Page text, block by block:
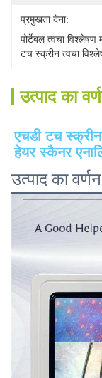
प्रमुखता देना:
पोर्टेबल त्वचा विश्लेषण
टच स्क्रीन त्वचा
उत्पाद का
एचडी टच
हेयर स्कैनर
उत्पाद का वर्णन